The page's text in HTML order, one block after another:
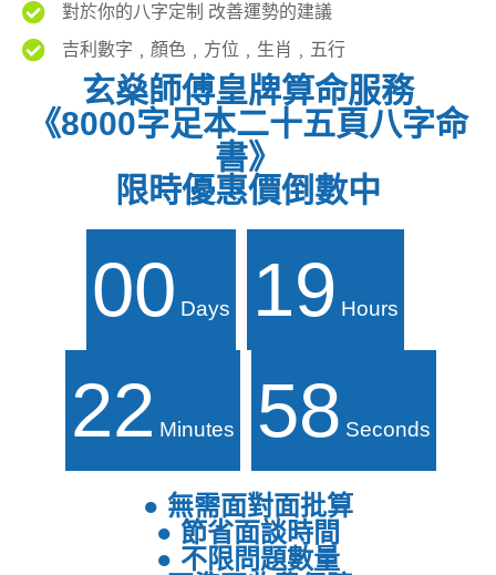
對於你的八字定制 改善運勢的建議
吉利數字﹐顏色﹐方位﹐生肖﹐五行
玄燊師傅皇牌算命服務
《8000字足本二十五頁八字命
書》
限時優惠價倒數中
00 Days 19 Hours
22 Minutes 57 Seconds
● 無需面對面批算
● 節省面談時間
● 不限問題數量